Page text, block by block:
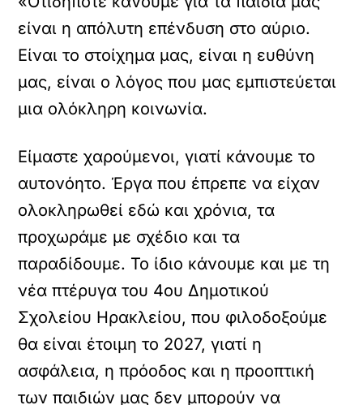
είναι η απόλυτη επένδυση στο αύριο.
Είναι το στοίχημα μας, είναι η ευθύνη
μας, είναι ο λόγος που μας εμπιστεύεται
μια ολόκληρη κοινωνία.
Είμαστε χαρούμενοι, γιατί κάνουμε το
αυτονόητο. Έργα που έπρεπε να είχαν
ολοκληρωθεί εδώ και χρόνια, τα
προχωράμε με σχέδιο και τα
παραδίδουμε. Το ίδιο κάνουμε και με τη
νέα πτέρυγα του 4ου Δημοτικού
Σχολείου Ηρακλείου, που φιλοδοξούμε
θα είναι έτοιμη το 2027, γιατί η
ασφάλεια, η πρόοδος και η προοπτική
των παιδιών μας δεν μπορούν να